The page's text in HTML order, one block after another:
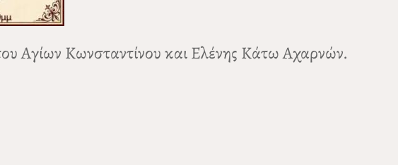
Αγίων Κωνσταντίνου και Ελένης Κάτω Αχαρνών.